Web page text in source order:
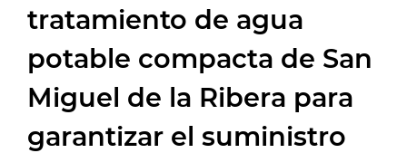
tratamiento de agua
potable compacta de San
Miguel de la Ribera para
garantizar el suministro